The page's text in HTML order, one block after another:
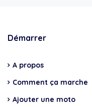
Démarrer
A propos
Comment ça marche
Ajouter une moto